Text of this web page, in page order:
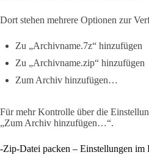
Dort stehen mehrere Optionen zur
Zu „Archivname.7z“ hinzufügen
Zu „Archivname.zip“ hinzufügen
Zum Archiv hinzufügen…
Für mehr Kontrolle über die
„Zum Archiv hinzufügen…“.
-Zip-Datei packen – Einstellungen im